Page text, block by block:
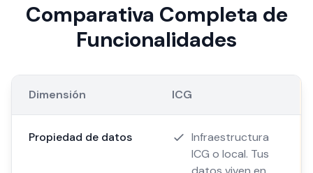
Comparativa Completa de
Funcionalidades
Dimensión ICG
Propiedad de datos
Infraestructura
ICG o local. Tus